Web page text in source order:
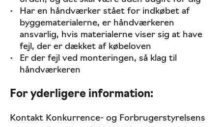
Har en håndværker stået for indkøbet af
byggematerialerne, er håndværkeren
ansvarlig, hvis materialerne viser sig at have
fejl, der er dækket af købeloven
Er der fejl ved monteringen, så klag til
håndværkeren
For yderligere information:
Kontakt Konkurrence- og Forbrugerstyrelsens